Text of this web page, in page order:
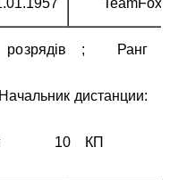
розрядів ; Ранг
Начальник дистанции:
км 10 КП